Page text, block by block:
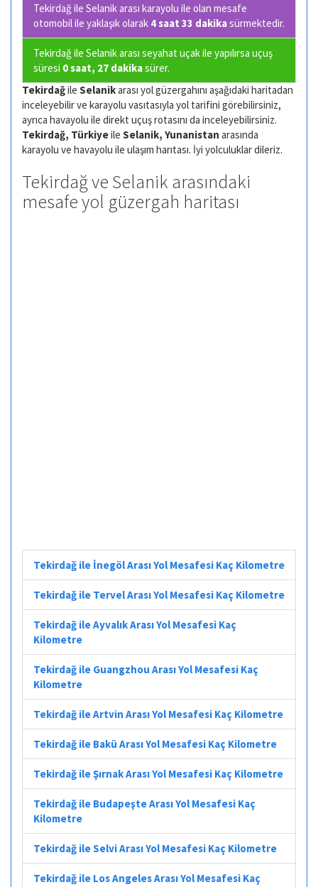
Tekirdağ ile Selanik arası karayolu ile olan mesafe
otomobil ile yaklaşık olarak 4 saat 33 dakikasürmektedir.
Tekirdağ ile Selanik arası seyahat uçak ile yapılırsa uçuş
süresi 0 saat, 27 dakikasürer.
Tekirdağile Selanikarası yol güzergahını aşağıdaki haritadan
inceleyebilir ve karayolu vasıtasıyla yol tarifini görebilirsiniz,
ayrıca havayolu ile direkt uçuş rotasını da inceleyebilirsiniz.
Tekirdağ, Türkiyeile Selanik, Yunanistan arasında
karayolu ve havayolu ile ulaşım harıtası. İyi yolculuklar dileriz.
Tekirdağ ve Selanik arasındaki
mesafe yol güzergah haritası
Tekirdağ ile İnegöl Arası Yol Mesafesi Kaç Kilometre
Tekirdağ ile Tervel Arası Yol Mesafesi Kaç Kilometre
Tekirdağ ile Ayvalık Arası Yol Mesafesi Kaç
Kilometre
Tekirdağ ile Guangzhou Arası Yol Mesafesi Kaç
Kilometre
Tekirdağ ile Artvin Arası Yol Mesafesi Kaç Kilometre
Tekirdağ ile Bakü Arası Yol Mesafesi Kaç Kilometre
Tekirdağ ile Şırnak Arası Yol Mesafesi Kaç Kilometre
Tekirdağ ile Budapeşte Arası Yol Mesafesi Kaç
Kilometre
Tekirdağ ile Selvi Arası Yol Mesafesi Kaç Kilometre
Tekirdağ ile Los Angeles Arası Yol Mesafesi Kaç